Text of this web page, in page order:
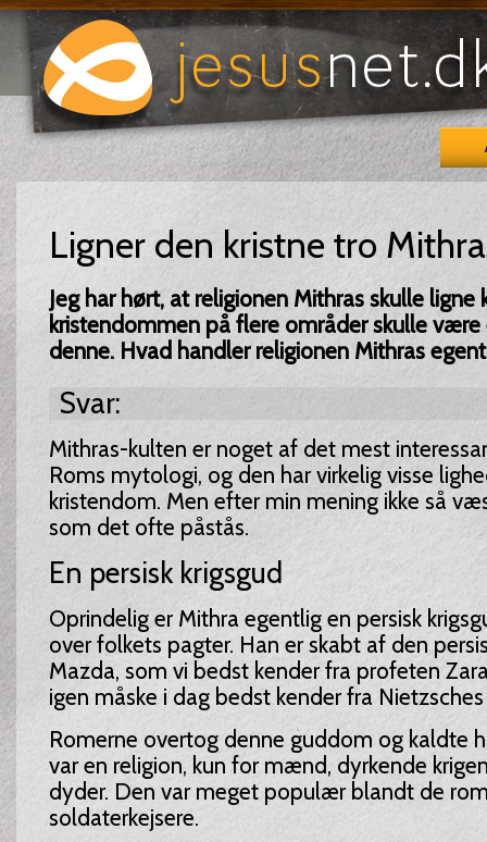
Ligner den kristne tro
Jeg har hørt, at religionen Mithras skulle ligne
kristendommen på flere områder skulle være
denne. Hvad handler religionen Mithras
Svar:
Mithras-kulten er noget af det mest
Roms mytologi, og den har virkelig visse
kristendom. Men efter min mening ikke så
som det ofte påstås.
En persisk krigsgud
Oprindelig er Mithra egentlig en persisk
over folkets pagter. Han er skabt af den
Mazda, som vi bedst kender fra profeten
igen måske i dag bedst kender fra
Romerne overtog denne guddom og kaldte
var en religion, kun for mænd, dyrkende
dyder. Den var meget populær blandt de
soldaterkejsere.